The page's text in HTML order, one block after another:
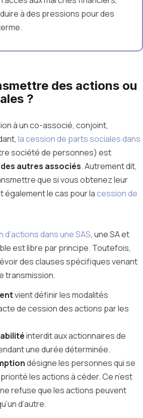
à des pressions pour des
des actions ou
?
à un co-associé, conjoint,
la cession de parts sociales dans
société de personnes) est
autres associés. Autrement dit,
que si vous obtenez leur
également le cas pour lacession de
d’actions dans une SAS, une SA et
est libre par principe. Toutefois,
des clauses spécifiques venant
transmission.
vient définir les modalités
de cession des actions par les
interdit aux actionnaires de
une durée déterminée.
désigne les personnes qui se
les actions à céder. Ce n’est
refuse que les actions peuvent
d’autre.